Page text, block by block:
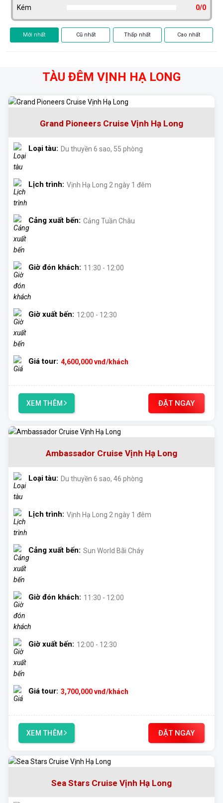
Kém 0/0
Mới nhất Cũ nhất Thấp nhất Cao nhất
TÀU ĐÊM VỊNH HẠ LONG
Grand Pioneers Cruise Vịnh Hạ Long
Loại tàu: Du thuyền 6 sao, 55 phòng
Lịch trình: Vịnh Hạ Long 2 ngày 1 đêm
Cảng xuất bến: Cảng Tuần Châu
Giờ đón khách: 11:30 - 12:00
Giờ xuất bến: 12:00 - 12:30
Giá tour: 4,600,000vnđ/khách
XEM THÊM ĐẶT NGAY
Ambassador Cruise Vịnh Hạ Long
Loại tàu: Du thuyền 6 sao, 46 phòng
Lịch trình: Vịnh Hạ Long 2 ngày 1 đêm
Cảng xuất bến: Sun World Bãi Cháy
Giờ đón khách: 11:30 - 12:00
Giờ xuất bến: 12:00 - 12:30
Giá tour: 3,700,000vnđ/khách
XEM THÊM ĐẶT NGAY
Sea Stars Cruise Vịnh Hạ Long